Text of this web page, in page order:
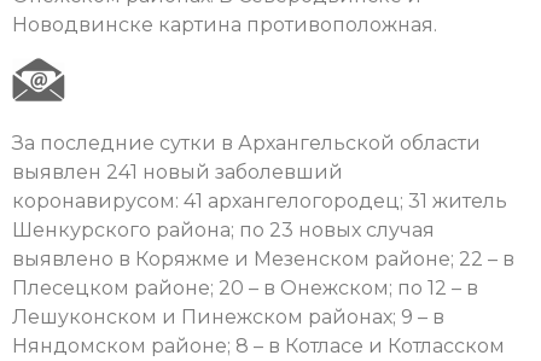
Новодвинске картина противоположная.
За последние сутки в Архангельской области
выявлен 241 новый заболевший
коронавирусом: 41 архангелогородец; 31 житель
Шенкурского района; по 23 новых случая
выявлено в Коряжме и Мезенском районе; 22 – в
Плесецком районе; 20 – в Онежском; по 12 – в
Лешуконском и Пинежском районах; 9 – в
Няндомском районе; 8 – в Котласе и Котласском